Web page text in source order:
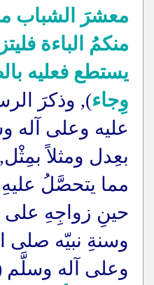
معشرَ الشباب
منكمُ الباءة
يستطع فعليه
وِجاء), وذكرَ
عليه وعلى آله
بعِدل ومثلاً
مما يتحصَّلُ
حينِ زواجِهِ على
وسنةِ نبيّه صلى
وعلى آله وسلَّم